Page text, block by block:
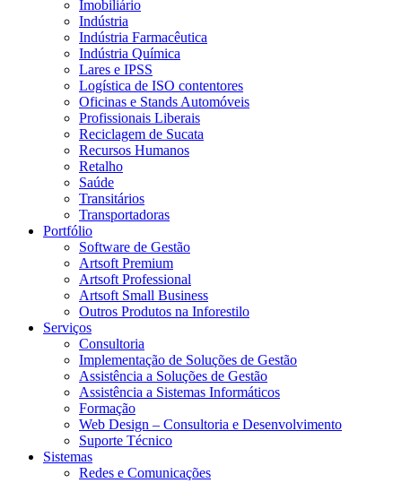
Imobiliário
Indústria
Indústria Farmacêutica
Indústria Química
Lares e IPSS
Logística de ISO contentores
Oficinas e Stands Automóveis
Profissionais Liberais
Reciclagem de Sucata
Recursos Humanos
Retalho
Saúde
Transitários
Transportadoras
Portfólio
Software de Gestão
Artsoft Premium
Artsoft Professional
Artsoft Small Business
Outros Produtos na Inforestilo
Serviços
Consultoria
Implementação de Soluções de Gestão
Assistência a Soluções de Gestão
Assistência a Sistemas Informáticos
Formação
Web Design – Consultoria e Desenvolvimento
Suporte Técnico
Sistemas
Redes e Comunicações